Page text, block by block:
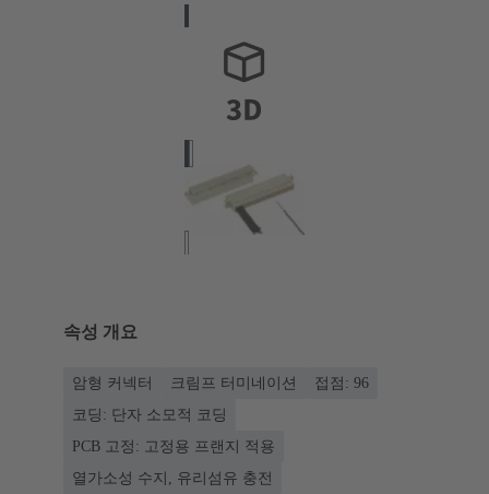
속성 개요
암형 커넥터 크림프 터미네이션
접점: 96
코딩: 단자 소모적 코딩
PCB 고정: 고정용 프랜지 적용
열가소성 수지, 유리섬유 충전